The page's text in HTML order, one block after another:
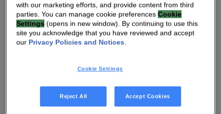
Nous vous montrerons comment nos solutions vidéo
aident les fournisseurs de services à proposer des
expériences plus riches et plus captivantes, que ce soit
with our marketing efforts, and provide content from third
parties. You can manage cookie preferencesCookie
Settings (opens in new window). By continuing to use this
site you acknowledge that you have reviewed and accept
our Privacy Policies and Notices.
Cookie Settings
Reject All Accept Cookies